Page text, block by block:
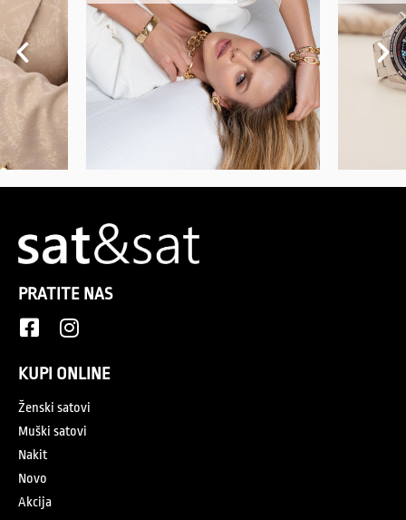
PRATITE NAS
KUPI ONLINE
Ženski satovi
Muški satovi
Nakit
Novo
Akcija